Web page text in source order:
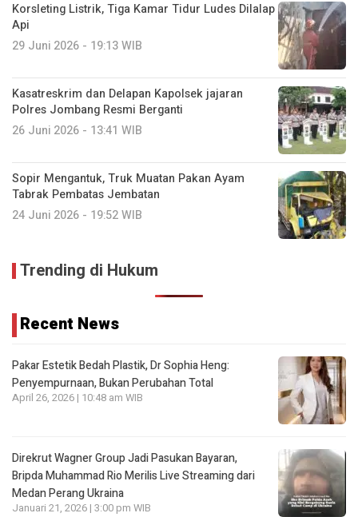
Korsleting Listrik, Tiga Kamar Tidur Ludes Dilalap
Api
29 Juni 2026 - 19:13 WIB
Kasatreskrim dan Delapan Kapolsek jajaran
Polres Jombang Resmi Berganti
26 Juni 2026 - 13:41 WIB
Sopir Mengantuk, Truk Muatan Pakan Ayam
Tabrak Pembatas Jembatan
24 Juni 2026 - 19:52 WIB
Trending di Hukum
Recent News
Pakar Estetik Bedah Plastik, Dr Sophia Heng:
Penyempurnaan, Bukan Perubahan Total
April 26, 2026 | 10:48 am WIB
Direkrut Wagner Group Jadi Pasukan Bayaran,
Bripda Muhammad Rio Merilis Live Streaming dari
Medan Perang Ukraina
Januari 21, 2026 | 3:00 pm WIB